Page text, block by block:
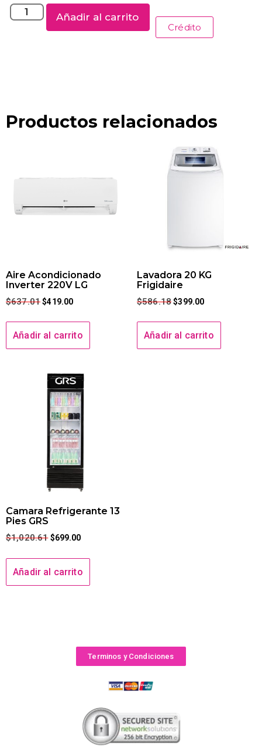
Añadir al carrito
Crédito
Productos relacionados
Aire Acondicionado
Inverter 220V LG
$637.01 $419.00
Añadir al carrito
Lavadora 20 KG
Frigidaire
$586.18 $399.00
Añadir al carrito
Camara Refrigerante 13
Pies GRS
$1,020.61 $699.00
Añadir al carrito
Terminos y Condiciones